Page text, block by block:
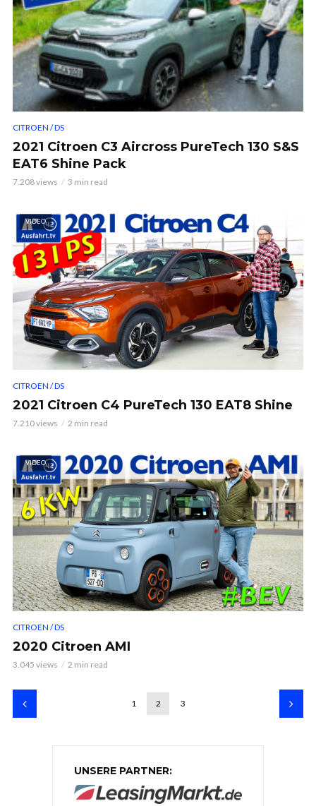
CITROEN / DS
2021 Citroen C3 Aircross PureTech 130 S&S
EAT6 Shine Pack
7.208 views 3 min read
VIDEO
CITROEN / DS
2021 Citroen C4 PureTech 130 EAT8 Shine
7.210 views 2 min read
VIDEO
CITROEN / DS
2020 Citroen AMI
3.045 views 2 min read
1 2 3
UNSERE PARTNER: